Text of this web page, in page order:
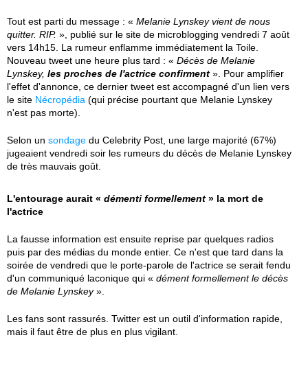
Tout est parti du message : « Melanie Lynskey vient de nous
quitter. RIP. », publié sur le site de microblogging vendredi 7 août
vers 14h15. La rumeur enflamme immédiatement la Toile.
Nouveau tweet une heure plus tard : « Décès de Melanie
Lynskey, les proches de l'actrice confirment ». Pour amplifier
l'effet d'annonce, ce dernier tweet est accompagné d'un lien vers
le site Nécropédia (qui précise pourtant que Melanie Lynskey
n'est pas morte).
Selon un sondage du Celebrity Post, une large majorité (67%)
jugeaient vendredi soir les rumeurs du décès de Melanie Lynskey
de très mauvais goût.
L'entourage aurait « démenti formellement » la mort de
l'actrice
La fausse information est ensuite reprise par quelques radios
puis par des médias du monde entier. Ce n'est que tard dans la
soirée de vendredi que le porte-parole de l'actrice se serait fendu
d'un communiqué laconique qui « dément formellement le décès
de Melanie Lynskey».
Les fans sont rassurés. Twitter est un outil d'information rapide,
mais il faut être de plus en plus vigilant.